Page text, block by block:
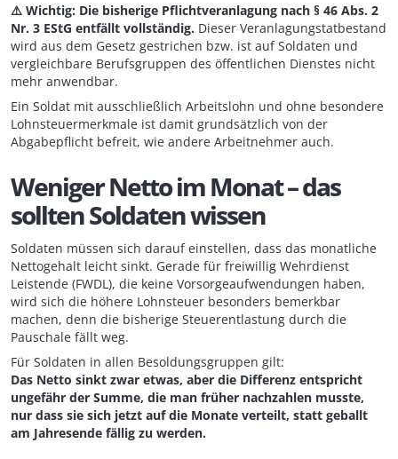
⚠️ Wichtig: Die bisherige Pflichtveranlagung nach § 46 Abs. 2
Nr. 3 EStG entfällt vollständig. Dieser Veranlagungstatbestand
wird aus dem Gesetz gestrichen bzw. ist auf Soldaten und
vergleichbare Berufsgruppen des öffentlichen Dienstes nicht
mehr anwendbar.
Ein Soldat mit ausschließlich Arbeitslohn und ohne besondere
Lohnsteuermerkmale ist damit grundsätzlich von der
Abgabepflicht befreit, wie andere Arbeitnehmer auch.
Weniger Netto im Monat – das
sollten Soldaten wissen
Soldaten müssen sich darauf einstellen, dass das monatliche
Nettogehalt leicht sinkt. Gerade für freiwillig Wehrdienst
Leistende (FWDL), die keine Vorsorgeaufwendungen haben,
wird sich die höhere Lohnsteuer besonders bemerkbar
machen, denn die bisherige Steuerentlastung durch die
Pauschale fällt weg.
Für Soldaten in allen Besoldungsgruppen gilt:
Das Netto sinkt zwar etwas, aber die Differenz entspricht
ungefähr der Summe, die man früher nachzahlen musste,
nur dass sie sich jetzt auf die Monate verteilt, statt geballt
am Jahresende fällig zu werden.